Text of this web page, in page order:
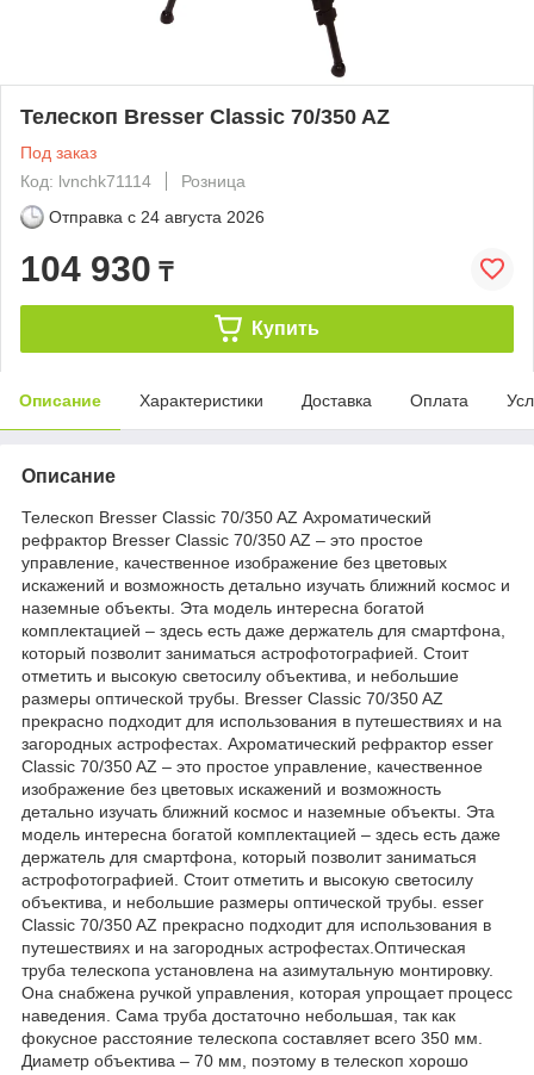
Телескоп Bresser Classic 70/350 AZ
Под заказ
Код: lvnchk71114
Розница
Отправка с 24 августа 2026
104 930 ₸
Купить
Описание Характеристики Доставка Оплата
Описание
Телескоп Bresser Classic 70/350 AZ Ахроматический
рефрактор Bresser Classic 70/350 AZ – это простое
управление, качественное изображение без цветовых
искажений и возможность детально изучать ближний космос и
наземные объекты. Эта модель интересна богатой
комплектацией – здесь есть даже держатель для смартфона,
который позволит заниматься астрофотографией. Стоит
отметить и высокую светосилу объектива, и небольшие
размеры оптической трубы. Bresser Classic 70/350 AZ
прекрасно подходит для использования в путешествиях и на
загородных астрофестах. Ахроматический рефрактор esser
Classic 70/350 AZ – это простое управление, качественное
изображение без цветовых искажений и возможность
детально изучать ближний космос и наземные объекты. Эта
модель интересна богатой комплектацией – здесь есть даже
держатель для смартфона, который позволит заниматься
астрофотографией. Стоит отметить и высокую светосилу
объектива, и небольшие размеры оптической трубы. esser
Classic 70/350 AZ прекрасно подходит для использования в
путешествиях и на загородных астрофестах.Оптическая
труба телескопа установлена на азимутальную монтировку.
Она снабжена ручкой управления, которая упрощает процесс
наведения. Сама труба достаточно небольшая, так как
фокусное расстояние телескопа составляет всего 350 мм.
Диаметр объектива – 70 мм, поэтому в телескоп хорошо